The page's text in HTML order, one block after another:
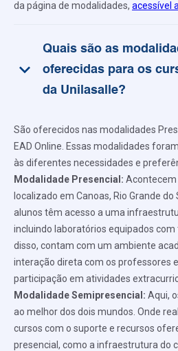
da página de modalidades, acessível
keyboard_arrow_down
Quais são as
oferecidas para os
da Unilasalle?
São oferecidos nas modalidades
EAD Online. Essas modalidades
às diferentes necessidades e
Modalidade Presencial: Acontecem
localizado em Canoas, Rio Grande
alunos têm acesso a uma
incluindo laboratórios equipados
disso, contam com um ambiente
interação direta com os professores
participação em atividades
Modalidade Semipresencial: Aqui,
ao melhor dos dois mundos. Onde
cursos com o suporte e recursos
presencial, como a infraestrutura do